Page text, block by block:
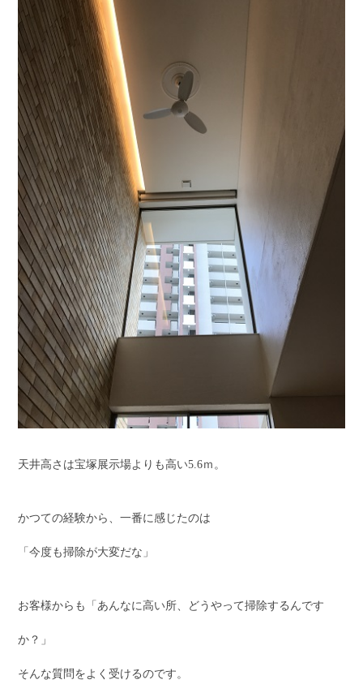
天井高さは宝塚展示場よりも高い5.6ｍ。
かつての経験から、一番に感じたのは
「今度も掃除が大変だな」
お客様からも「あんなに高い所、どうやって掃除するんです
か？」
そんな質問をよく受けるのです。